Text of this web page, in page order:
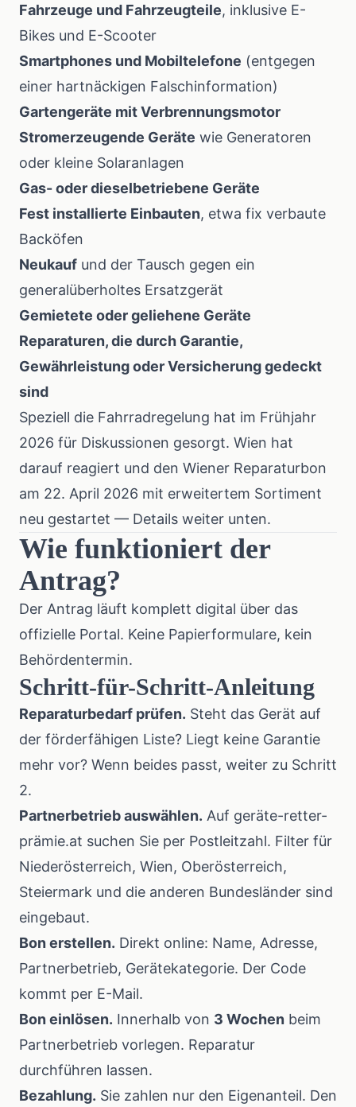
Fahrzeuge und Fahrzeugteile, inklusive E-
Bikes und E-Scooter
Smartphones und Mobiltelefone (entgegen
einer hartnäckigen Falschinformation)
Gartengeräte mit Verbrennungsmotor
Stromerzeugende Geräte wie Generatoren
oder kleine Solaranlagen
Gas- oder dieselbetriebene Geräte
Fest installierte Einbauten, etwa fix verbaute
Backöfen
Neukauf und der Tausch gegen ein
generalüberholtes Ersatzgerät
Gemietete oder geliehene Geräte
Reparaturen, die durch Garantie,
Gewährleistung oder Versicherung gedeckt
sind
Speziell die Fahrradregelung hat im Frühjahr
2026 für Diskussionen gesorgt. Wien hat
darauf reagiert und den Wiener Reparaturbon
am 22. April 2026 mit erweitertem Sortiment
neu gestartet — Details weiter unten.
Wie funktioniert der
Antrag?
Der Antrag läuft komplett digital über das
offizielle Portal. Keine Papierformulare, kein
Behördentermin.
Schritt-für-Schritt-Anleitung
Reparaturbedarf prüfen. Steht das Gerät auf
der förderfähigen Liste? Liegt keine Garantie
mehr vor? Wenn beides passt, weiter zu Schritt
2.
Partnerbetrieb auswählen. Auf geräte-retter-
prämie.at suchen Sie per Postleitzahl. Filter für
Niederösterreich, Wien, Oberösterreich,
Steiermark und die anderen Bundesländer sind
eingebaut.
Bon erstellen. Direkt online: Name, Adresse,
Partnerbetrieb, Gerätekategorie. Der Code
kommt per E-Mail.
Bon einlösen. Innerhalb von 3 Wochen beim
Partnerbetrieb vorlegen. Reparatur
durchführen lassen.
Bezahlung. Sie zahlen nur den Eigenanteil. Den